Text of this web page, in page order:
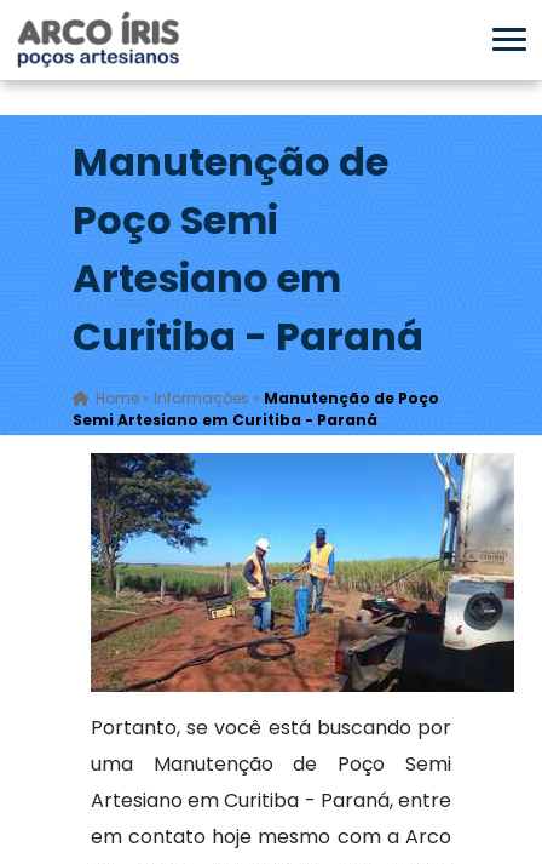
Manutenção de
Poço Semi
Artesiano em
Curitiba - Paraná
Home» Informações » Manutenção de Poço
Semi Artesiano em Curitiba - Paraná
Portanto, se você está buscando por
uma Manutenção de Poço Semi
Artesiano em Curitiba - Paraná, entre
em contato hoje mesmo com a Arco